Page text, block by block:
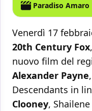
Paradiso Amaro
Venerdì 17
20th Century Fox
nuovo film del
Alexander Payne,
Descendants in
Clooney,